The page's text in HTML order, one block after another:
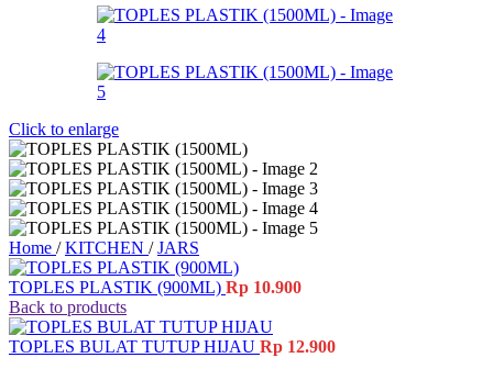
Click to enlarge
Home / KITCHEN / JARS
TOPLES PLASTIK (900ML) Rp 10.900
Back to products
TOPLES BULAT TUTUP HIJAU Rp 12.900